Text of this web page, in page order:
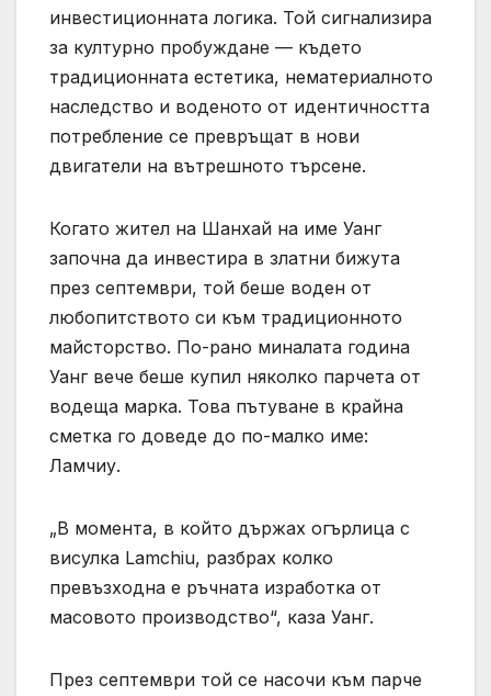
инвестиционната логика. Той сигнализира
за културно пробуждане — където
традиционната естетика, нематериалното
наследство и воденото от идентичността
потребление се превръщат в нови
двигатели на вътрешното търсене.
Когато жител на Шанхай на име Уанг
започна да инвестира в златни бижута
през септември, той беше воден от
любопитството си към традиционното
майсторство. По-рано миналата година
Уанг вече беше купил няколко парчета от
водеща марка. Това пътуване в крайна
сметка го доведе до по-малко име:
Ламчиу.
„В момента, в който държах огърлица с
висулка Lamchiu, разбрах колко
превъзходна е ръчната изработка от
масовото производство“, каза Уанг.
През септември той се насочи към парче